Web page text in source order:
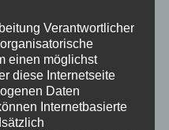
CONCAVER CVR1
19×8 ET40 5×112
Brushed Bronze
425,00
Verantwortlicher
einen möglichst
diese Internetseite
Daten
Internetbasierte